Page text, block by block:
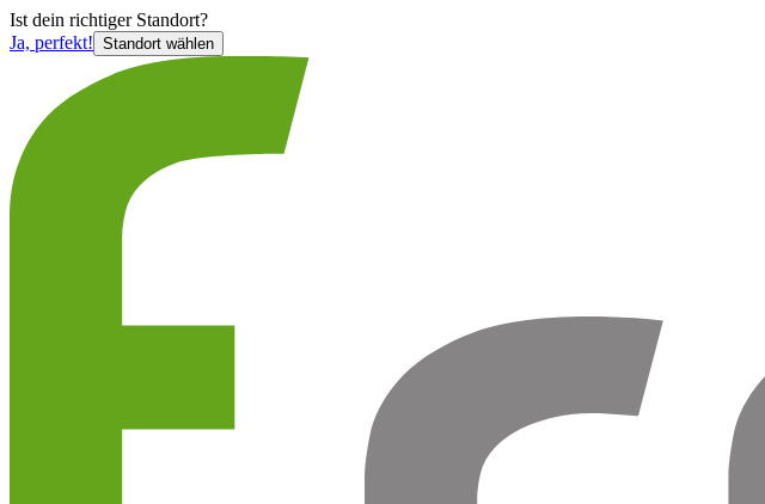
Ist dein richtiger Standort?
Ja, perfekt! Standort wählen